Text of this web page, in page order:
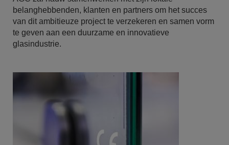
belanghebbenden, klanten en partners om het succes
van dit ambitieuze project te verzekeren en samen vorm
te geven aan een duurzame en innovatieve
glasindustrie.